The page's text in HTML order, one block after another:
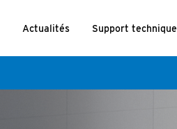
Actualités Support technique